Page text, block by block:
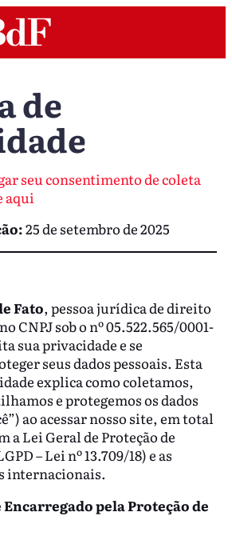
de
seu consentimento de coleta
aqui
25 de setembro de 2025
Fato, pessoa jurídica de direito
CNPJ sob o nº 05.522.565/0001-
sua privacidade e se
seus dados pessoais. Esta
explica como coletamos,
e protegemos os dados
ao acessar nosso site, em total
a Lei Geral de Proteção de
– Lei nº 13.709/18) e as
internacionais.
pela Proteção de